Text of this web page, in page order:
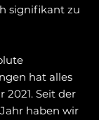
signifikant zu
hat alles
Seit der
haben wir